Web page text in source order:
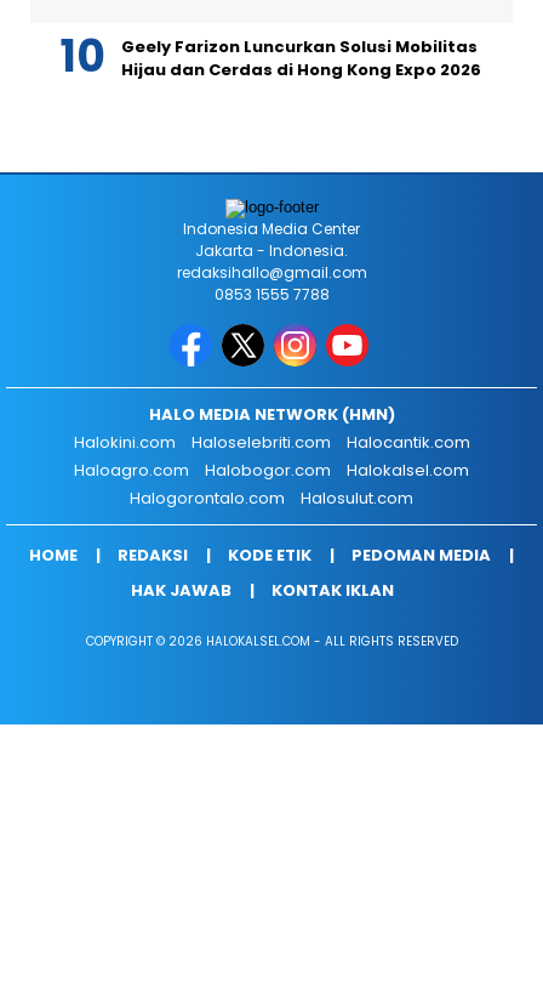
Geely Farizon Luncurkan Solusi Mobilitas
Hijau dan Cerdas di Hong Kong Expo 2026
Indonesia Media Center
Jakarta - Indonesia.
redaksihallo@gmail.com
0853 1555 7788
HALO MEDIA NETWORK (HMN)
Halokini.com
Haloselebriti.com
Halocantik.com
Haloagro.com
Halobogor.com
Halokalsel.com
Halogorontalo.com
Halosulut.com
HOME REDAKSI KODE ETIK
PEDOMAN MEDIA
HAK JAWAB
KONTAK IKLAN
COPYRIGHT © 2026 HALOKALSEL.COM - ALL RIGHTS RESERVED